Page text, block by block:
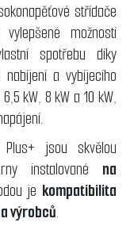
střídače
možnosti
spotřebu díky
a vybíjecího
kW, 8 kW a 10 kW,
Plus+ jsou skvělou
instalované na
je kompatibilita
výrobců.